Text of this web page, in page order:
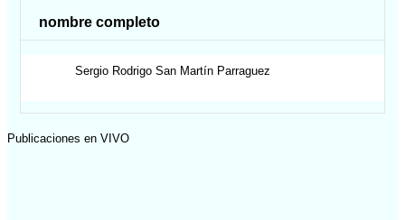
nombre completo
Sergio Rodrigo San Martín Parraguez
Publicaciones en VIVO